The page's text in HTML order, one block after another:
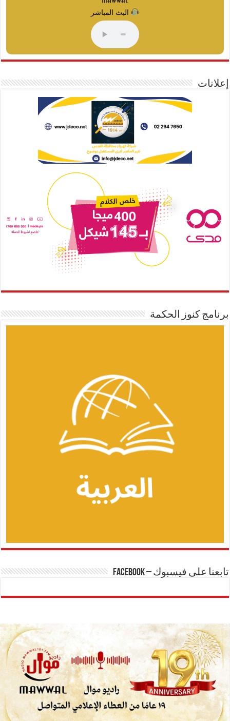
البث المباشر
إعلانات
برنامج كنوز الحكمة
تابعنا على فيسبوك – Facebook